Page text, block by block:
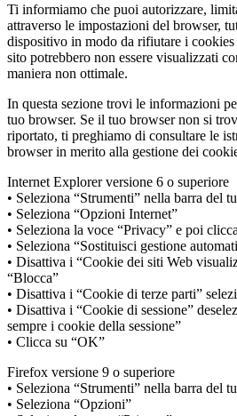
Ti informiamo che puoi autorizzare,
attraverso le impostazioni del browser,
dispositivo in modo da rifiutare i
sito potrebbero non essere visualizzati
maniera non ottimale.
In questa sezione trovi le informazioni
tuo browser. Se il tuo browser non si
riportato, ti preghiamo di consultare le
browser in merito alla gestione dei
Internet Explorer versione 6 o superiore
• Seleziona “Strumenti” nella barra del
• Seleziona “Opzioni Internet”
• Seleziona la voce “Privacy” e poi
• Seleziona “Sostituisci gestione
• Disattiva i “Cookie dei siti Web
“Blocca”
• Disattiva i “Cookie di terze parti”
• Disattiva i “Cookie di sessione”
sempre i cookie della sessione”
• Clicca su “OK”
Firefox versione 9 o superiore
• Seleziona “Strumenti” nella barra del
• Seleziona “Opzioni”